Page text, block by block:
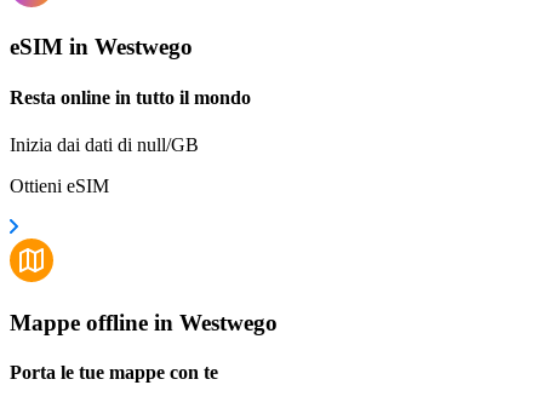
eSIM in Westwego
Resta online in tutto il mondo
Inizia dai dati di null/GB
Ottieni eSIM
Mappe offline in Westwego
Porta le tue mappe con te